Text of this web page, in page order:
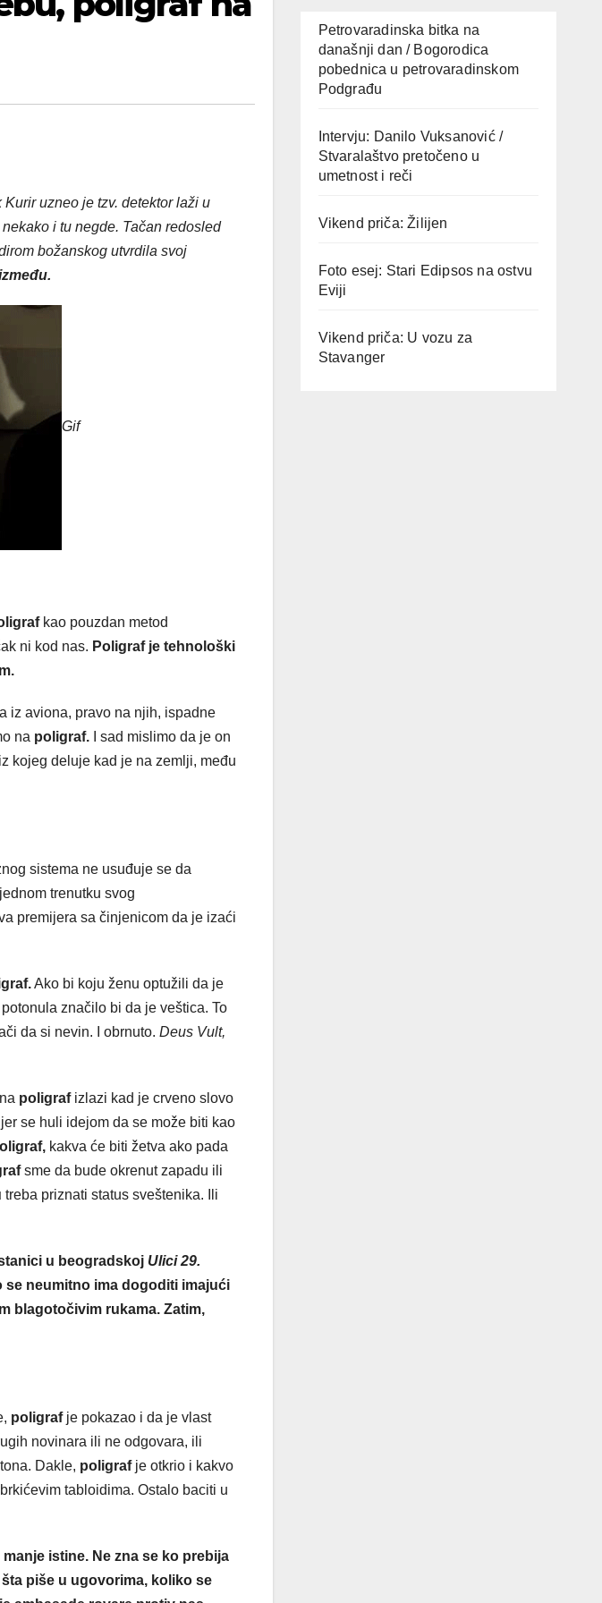
uzneo je tzv. detektor laži u
nekako i tu negde. Tačan redosled
božanskog utvrdila svoj
Gif
kao pouzdan metod
ni kod nas. Poligraf je tehnološki
iz aviona, pravo na njih, ispadne
na poligraf. I sad mislimo da je on
kojeg deluje kad je na zemlji, među
sistema ne usuđuje se da
trenutku svog
premijera sa činjenicom da je izaći
Ako bi koju ženu optužili da je
značilo bi da je veštica. To
da si nevin. I obrnuto. Deus Vult,
poligraf izlazi kad je crveno slovo
se huli idejom da se može biti kao
kakva će biti žetva ako pada
sme da bude okrenut zapadu ili
treba priznati status sveštenika. Ili
u beogradskoj Ulici 29.
se neumitno ima dogoditi imajući
blagotočivim rukama. Zatim,
poligrafje pokazao i da je vlast
novinara ili ne odgovara, ili
Dakle, poligrafje otkrio i kakvo
tabloidima. Ostalo baciti u
istine. Ne zna se ko prebija
piše u ugovorima, koliko se
Petrovaradinska bitka na
današnji dan / Bogorodica
pobednica u petrovaradinskom
Podgrađu
Intervju: Danilo Vuksanović /
Stvaralaštvo pretočeno u
umetnost i reči
Vikend priča: Žilijen
Foto esej: Stari Edipsos na ostvu
Eviji
Vikend priča: U vozu za
Stavanger